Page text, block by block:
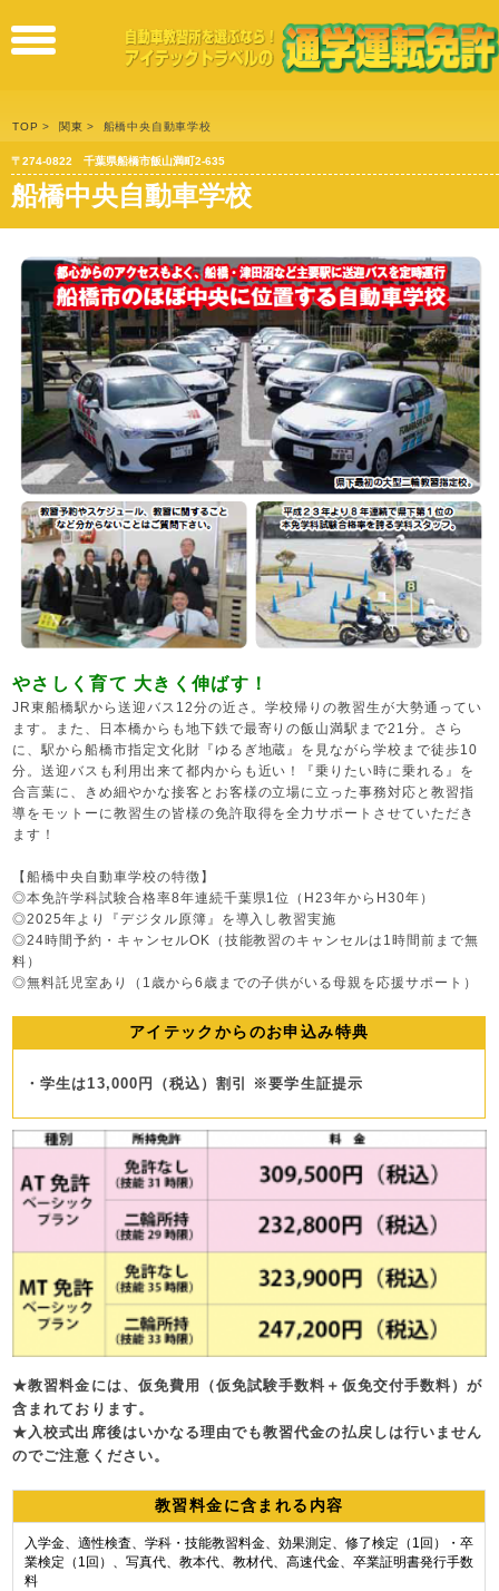
toggle
HOME
単
6STEP!
免許取
入校資
格
ご予
約・お
問い合
わせ
利用規
約
会社概
要
プライ
バシー
ポリシ
ー
アイテ
ック合
宿免許
TOP > 関東 > 船橋中央自動車学校
〒274-0822 千葉県船橋市飯山満町2‐635
船橋中央自動車学校
やさしく育て 大きく伸ばす！
JR東船橋駅から送迎バス12分の近さ。学校帰りの教習生が大勢通ってい
ます。また、日本橋からも地下鉄で最寄りの飯山満駅まで21分。さら
に、駅から船橋市指定文化財『ゆるぎ地蔵』を見ながら学校まで徒歩10
分。送迎バスも利用出来て都内からも近い！『乗りたい時に乗れる』を
合言葉に、きめ細やかな接客とお客様の立場に立った事務対応と教習指
導をモットーに教習生の皆様の免許取得を全力サポートさせていただき
ます！
【船橋中央自動車学校の特徴】
◎本免許学科試験合格率8年連続千葉県1位（H23年からH30年）
◎2025年より『デジタル原簿』を導入し教習実施
◎24時間予約・キャンセルOK（技能教習のキャンセルは1時間前まで無
料）
◎無料託児室あり（1歳から6歳までの子供がいる母親を応援サポート）
アイテックからのお申込み特典
・学生は13,000円（税込）割引 ※要学生証提示
★教習料金には、仮免費用（仮免試験手数料＋仮免交付手数料）が
含まれております。
★入校式出席後はいかなる理由でも教習代金の払戻しは行いません
のでご注意ください。
教習料金に含まれる内容
入学金、適性検査、学科・技能教習料金、効果測定、修了検定（1回）・卒
業検定（1回）、写真代、教本代、教材代、高速代金、卒業証明書発行手数
料